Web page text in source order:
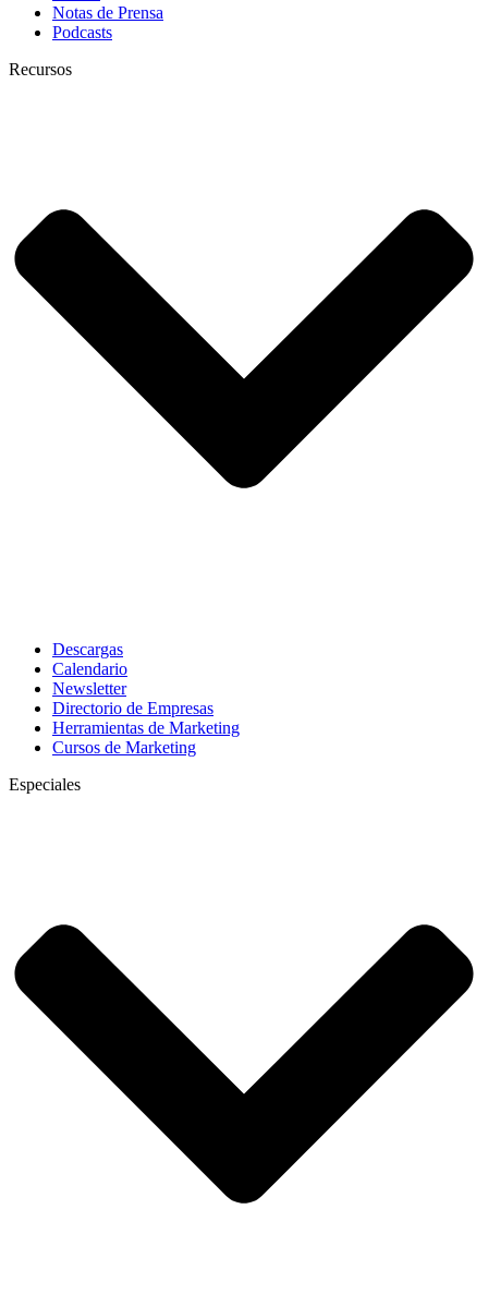
Notas de Prensa
Podcasts
Recursos
Descargas
Calendario
Newsletter
Directorio de Empresas
Herramientas de Marketing
Cursos de Marketing
Especiales